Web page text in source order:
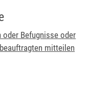
oder Befugnisse oder
mitteilen